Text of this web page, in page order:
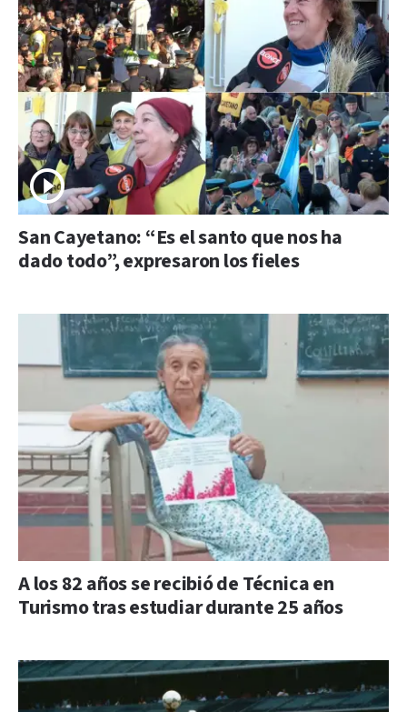
San Cayetano: “Es el santo que nos ha
dado todo”, expresaron los fieles
A los 82 años se recibió de Técnica en
Turismo tras estudiar durante 25 años